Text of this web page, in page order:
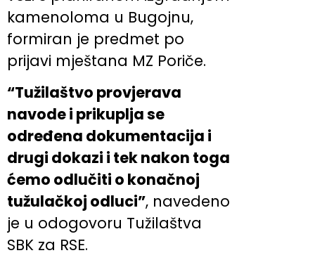
kamenoloma u Bugojnu,
formiran je predmet po
prijavi mještana MZ Poriče.
“Tužilaštvo provjerava
navode i prikuplja se
određena dokumentacija i
drugi dokazi i tek nakon toga
ćemo odlučiti o konačnoj
tužulačkoj odluci”, navedeno
je u odogovoru Tužilaštva
SBK za RSE.